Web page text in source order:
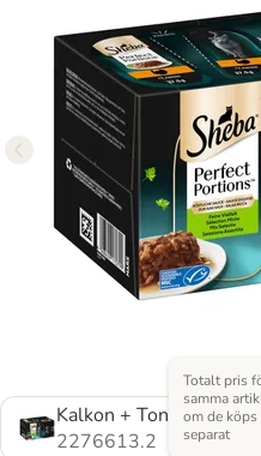
Kalkon + Tonfisk i sås
2276613.2
Totalt pris
samma
om de köps
separat